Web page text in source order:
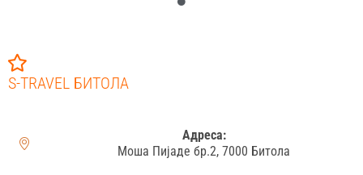
S-TRAVEL БИТОЛА
Адреса:
Моша Пијаде бр.2, 7000 Битола